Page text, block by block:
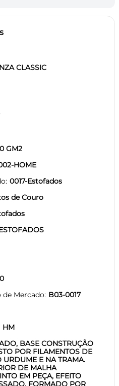
CLASSIC
GM2
HOME
0017-Estofados
de Couro
de Mercado B03-0017
HM
BASE CONSTRUÇÃO
POR FILAMENTOS DE
URDUME E NA TRAMA.
DE MALHA
EM PEÇA, EFEITO
FORMADO POR